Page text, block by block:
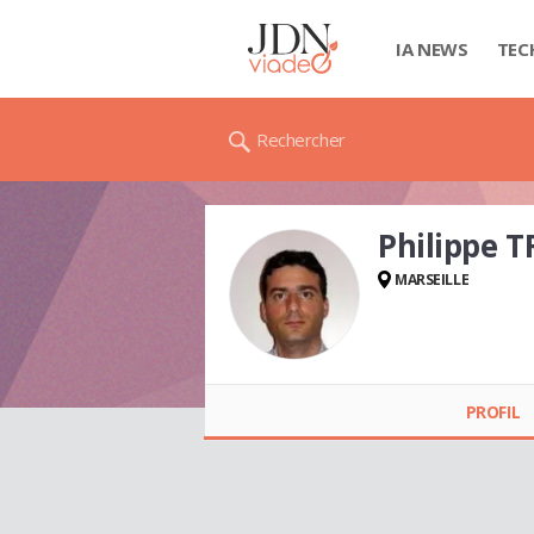
IA NEWS
Rechercher
Philippe
MARSEILLE
PROFIL